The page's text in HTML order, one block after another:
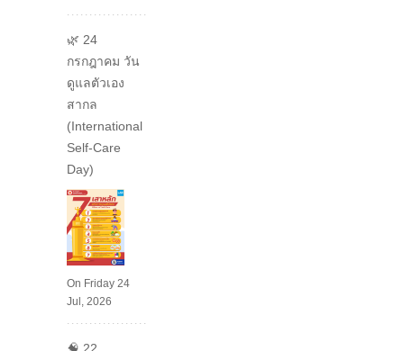
🌿 24
กรกฎาคม วัน
ดูแลตัวเอง
สากล
(International
Self-Care
Day)
On Friday 24
Jul, 2026